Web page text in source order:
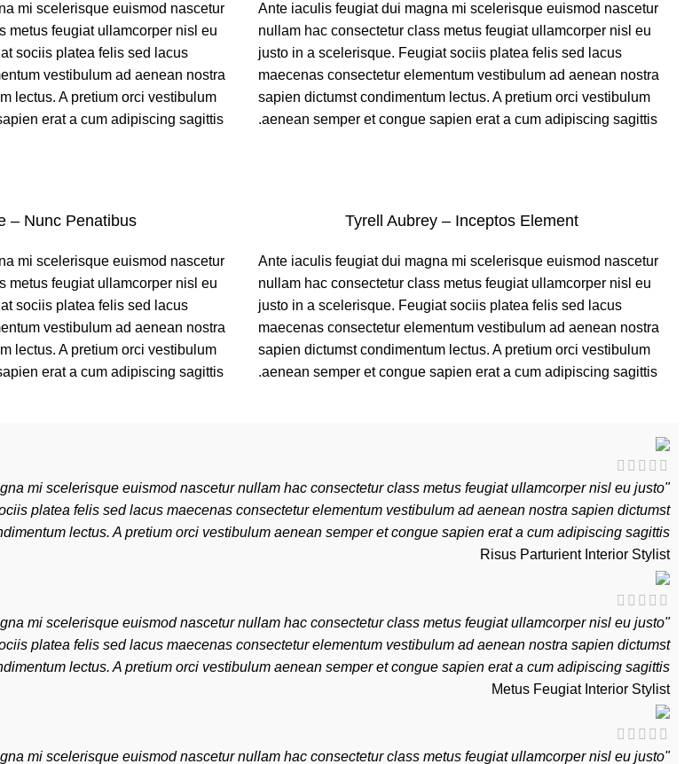
Ante iaculis feugiat dui magna mi scelerisque euismod nascetur
nullam hac consectetur class metus feugiat ullamcorper nisl eu
justo in a scelerisque. Feugiat sociis platea felis sed lacus
maecenas consectetur elementum vestibulum ad aenean nostra
sapien dictumst condimentum lectus. A pretium orci vestibulum
aenean semper et congue sapien erat a cum adipiscing sagittis.
mi scelerisque euismod nascetur
metus feugiat ullamcorper nisl eu
sociis platea felis sed lacus
vestibulum ad aenean nostra
lectus. A pretium orci vestibulum
erat a cum adipiscing sagittis.
Tyrell Aubrey – Inceptos Element
Ante iaculis feugiat dui magna mi scelerisque euismod nascetur
nullam hac consectetur class metus feugiat ullamcorper nisl eu
justo in a scelerisque. Feugiat sociis platea felis sed lacus
maecenas consectetur elementum vestibulum ad aenean nostra
sapien dictumst condimentum lectus. A pretium orci vestibulum
aenean semper et congue sapien erat a cum adipiscing sagittis.
– Nunc Penatibus
mi scelerisque euismod nascetur
metus feugiat ullamcorper nisl eu
sociis platea felis sed lacus
vestibulum ad aenean nostra
lectus. A pretium orci vestibulum
erat a cum adipiscing sagittis.
mi scelerisque euismod nascetur nullam hac consectetur class metus feugiat ullamcorper nisl eu justo
platea felis sed lacus maecenas consectetur elementum vestibulum ad aenean nostra sapien dictumst
lectus. A pretium orci vestibulum aenean semper et congue sapien erat a cum adipiscing sagittis."
Risus Parturient Interior Stylist
mi scelerisque euismod nascetur nullam hac consectetur class metus feugiat ullamcorper nisl eu justo
platea felis sed lacus maecenas consectetur elementum vestibulum ad aenean nostra sapien dictumst
lectus. A pretium orci vestibulum aenean semper et congue sapien erat a cum adipiscing sagittis."
Metus Feugiat Interior Stylist
mi scelerisque euismod nascetur nullam hac consectetur class metus feugiat ullamcorper nisl eu justo